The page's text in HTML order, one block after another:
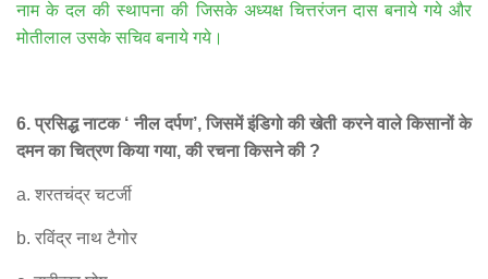
नाम के दल की स्थापना की जिसके अध्यक्ष चित्तरंजन दास बनाये गये और
मोतीलाल उसके सचिव बनाये गये।
6.प्रसिद्ध नाटक‘नील दर्पण’,जिसमें इंडिगो की खेती करने वाले किसानों के
दमन का चित्रण किया गया,की रचना किसने की?
a. शरतचंद्र चटर्जी
b. रविंद्र नाथ टैगोर